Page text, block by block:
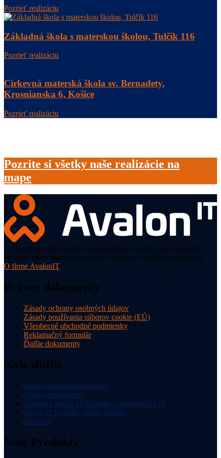
Pozrieť realizáciu
Základná škola s materskou školou, Tulčík 116
Pozrieť realizáciu
Cirkevná materská škola sv. Bernadety,
Krosnianska 6, Košice
Pozrieť realizáciu
Pozrite si všetky naše realizácie na
mape
Našu ponuku sme tvorili kúsok po kúsku tak aby sme dokázali
vytvoriť jeden fungujúci ucelený komplex u každého zákazníka.
O firme AvalonIT
Právne dokumenty
Zásady ochrany osobných údajov
Zásady používania súborov cookie (EÚ)
Všeobecné obchodné podmienky
Reklamačný formulár
Ďalšie dokumenty
Naše služby
Oprava interaktívnej tabule
Oprava projektorov
Zmluvná správa IT techniky – outsourcing IT
Servis IT techniky podľa potreby
Školenia
Naše Produkty